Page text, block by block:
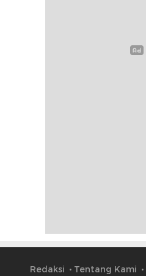
Redaksi Tentang Kami